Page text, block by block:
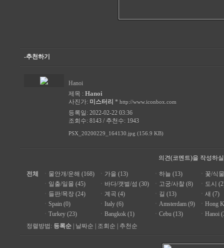
-추천하기
Hanoi
제목 : Hanoi
사진가: 미스터리 * http://www.iconbox.com
등록일: 2022-02-22 03:36
조회수: 8143 / 추천수: 1943
PSX_20200229_164130.jpg (156.9 KB)
의견(코멘트)을 작성하
전체 ㆍ 물안개/운해 (168) ㆍ 가을 (13) ㆍ 하늘 (13) ㆍ 꽃/식
ㆍ 일출/일몰 (45) ㆍ 바다/갯벌/섬 (30) ㆍ 고궁/사찰 (8) ㆍ 도시
ㆍ 들판/목장 (24) ㆍ 계곡 (4) ㆍ 길 (13) ㆍ 새 (7)
ㆍ Spain (0) ㆍ Italy (6) ㆍ Amsterdam (9) ㆍ Hong
ㆍ Turkey (23) ㆍ Bangkok (1) ㆍ Cebu (13) ㆍ Hanoi
정렬방법: 등록순 날짜순 조회순 추천순